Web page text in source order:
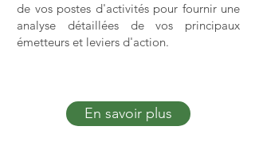
de vos postes d'activités pour fournir une
analyse détaillées de vos principaux
émetteurs et leviers d'action.
En savoir plus